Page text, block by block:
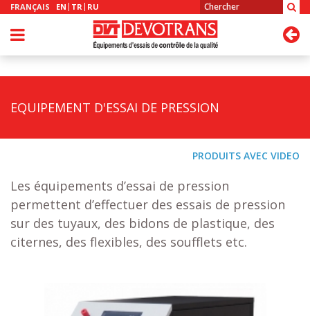
FRANÇAIS EN TR RU
EQUIPEMENT D'ESSAI DE PRESSION
PRODUITS AVEC VIDEO
Les équipements d’essai de pression
permettent d’effectuer des essais de pression
sur des tuyaux, des bidons de plastique, des
citernes, des flexibles, des soufflets etc.